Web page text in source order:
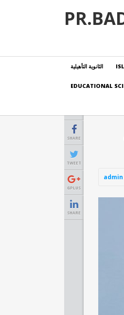
الثانوية التأهيلية
SHARE
TWEET
GPLUS
SHARE
admin